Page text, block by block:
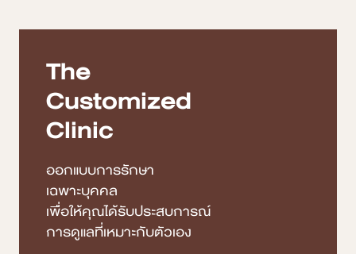
The
Customized
Clinic
ออกแบบการรักษา
เฉพาะบุคคล
เพื่อให้คุณได้รับประสบการณ์
การดูแลที่เหมาะกับตัวเอง